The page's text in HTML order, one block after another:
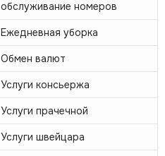
обслуживание номеров
Ежедневная уборка
Обмен валют
Услуги консьержа
Услуги прачечной
Услуги швейцара